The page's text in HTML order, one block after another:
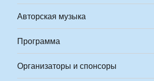
Авторская музыка
Программа
Организаторы и спонсоры